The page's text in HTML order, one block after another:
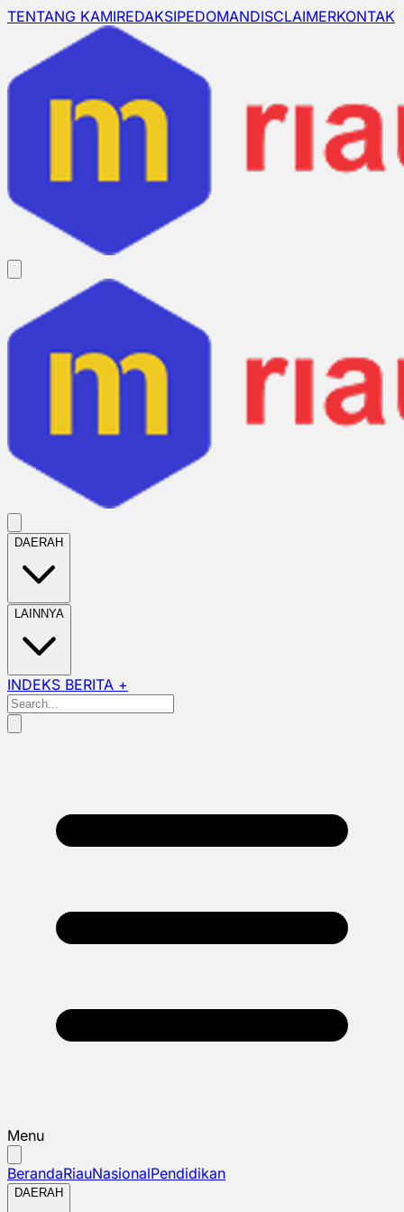
TENTANG KAMIREDAKSIPEDOMANDISCLAIMERKONTAK
DAERAH
LAINNYA
INDEKS BERITA +
Menu
BerandaRiauNasionalPendidikan
DAERAH